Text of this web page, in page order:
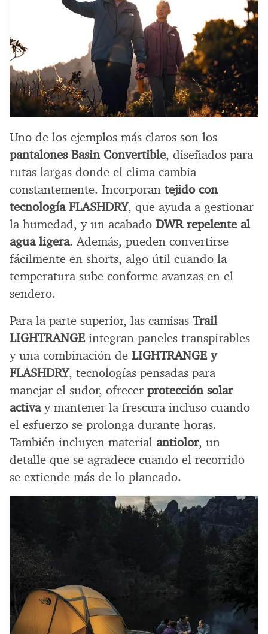
Uno de los ejemplos más claros son los
pantalones Basin Convertible, diseñados para
rutas largas donde el clima cambia
constantemente. Incorporan tejido con
tecnología FLASHDRY, que ayuda a gestionar
la humedad, y un acabado DWR repelente al
agua ligera. Además, pueden convertirse
fácilmente en shorts, algo útil cuando la
temperatura sube conforme avanzas en el
sendero.
Para la parte superior, las camisas Trail
LIGHTRANGEintegran paneles transpirables
y una combinación de LIGHTRANGE y
FLASHDRY, tecnologías pensadas para
manejar el sudor, ofrecer protección solar
activay mantener la frescura incluso cuando
el esfuerzo se prolonga durante horas.
También incluyen material antiolor, un
detalle que se agradece cuando el recorrido
se extiende más de lo planeado.